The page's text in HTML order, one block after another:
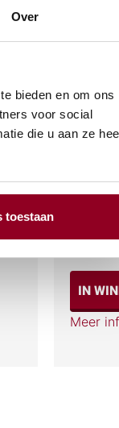
Over
bieden en om ons
voor social
die u aan ze
toestaan
€
IN
Meer